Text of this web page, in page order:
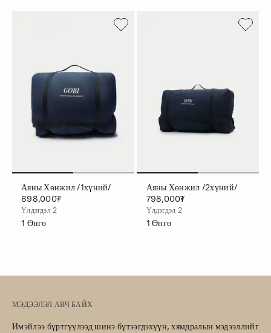
Аяны Хөнжил /1хүний/
698,000₮
Үлдэгдэл 2
1 Өнгө
Аяны Хөнжил /2хүний/
798,000₮
Үлдэгдэл 2
1 Өнгө
МЭДЭЭЛЭЛ АВЧ БАЙХ
Имэйлээ бүртгүүлээд шинэ бүтээгдэхүүн, хямдралын мэдээллийг